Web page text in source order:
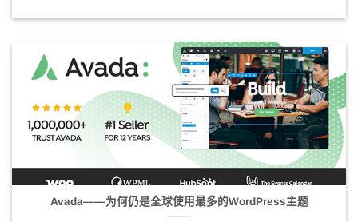
Avada——为何仍是全球使用最多的WordPress主题